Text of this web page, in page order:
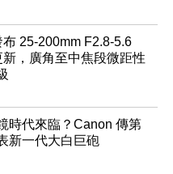
布 25-200mm F2.8-5.6
新，廣角至中焦段微距性
時代來臨？Canon 傳第
新一代大白巨砲